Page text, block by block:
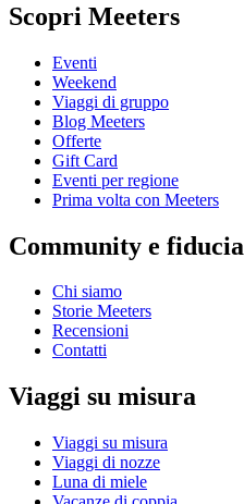
Scopri Meeters
Eventi
Weekend
Viaggi di gruppo
Blog Meeters
Offerte
Gift Card
Eventi per regione
Prima volta con Meeters
Community e fiducia
Chi siamo
Storie Meeters
Recensioni
Contatti
Viaggi su misura
Viaggi su misura
Viaggi di nozze
Luna di miele